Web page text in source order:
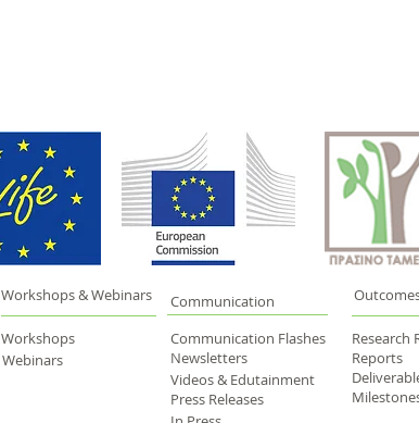
Workshops & Webinars
Workshops
Webinars
Communication
Newsletters
Communication Flashes
Videos & Edutainment
Press Releases
Research
Reports